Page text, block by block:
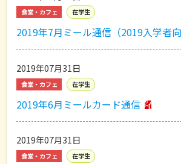
食堂・カフェ 在学生
2019年7月ミール通信（2019入学者向
2019年07月31日
食堂・カフェ 在学生
2019年6月ミールカード通信
2019年07月31日
食堂・カフェ 在学生